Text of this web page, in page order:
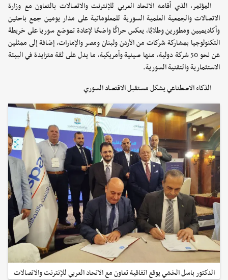
المؤتمر، الذي أقامه الاتحاد العربي للإنترنت والاتصالات بالتعاون مع وزارة
الاتصالات والجمعية العلمية السورية للمعلوماتية على مدار يومين جمع باحثين
وأكاديميين ومطورين وطلابًا، يعكس حراكًا واضحًا لإعادة تموضع سوريا على خريطة
التكنولوجيا بمشاركة شركات من الأردن ولبنان ومصر والإمارات، إضافة إلى ممثلين
عن نحو 50 شركة دولية، منها صينية وأمريكية، ما يدل على ثقة متزايدة في البيئة
الاستثمارية والتقنية السورية.
الذكاء الاصطناعي يشكل مستقبل الاقتصاد السوري
الدكتور باسل الخشي يوقع اتفاقية تعاون مع الاتحاد العربي للإنترنت والاتصالات